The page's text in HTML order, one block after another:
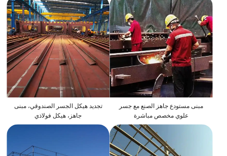
تجديد هيكل الجسر الصندوقي، مبنى
جاهز، هيكل فولاذي
مبنى مستودع جاهز الصنع مع جسر
علوي مخصص مباشرة